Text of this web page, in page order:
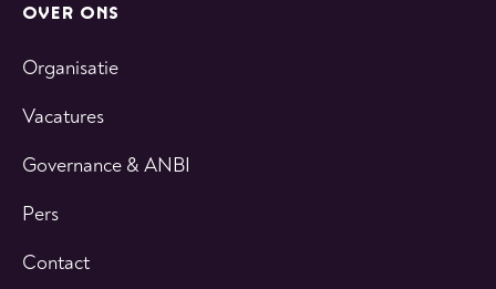
OVER ONS
Organisatie
Vacatures
Governance & ANBI
Pers
Contact